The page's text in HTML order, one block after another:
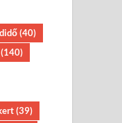
(40)
(140)
(39)